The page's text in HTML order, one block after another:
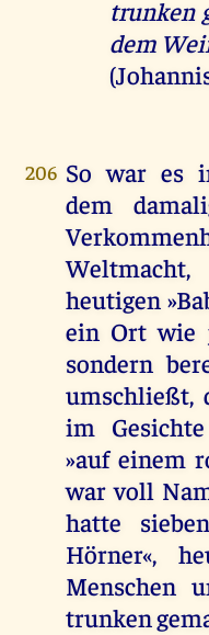
trunken
dem
206 So war es
dem
heutigen
ein Ort wie
sondern
umschließt,
im
»auf einem
war voll
hatte
Hörner«,
Menschen
trunken